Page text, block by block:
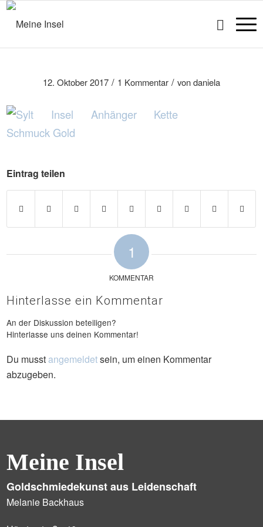
12. Oktober 2017 / 1 Kommentar / vondaniela
Eintrag teilen
1
KOMMENTAR
Hinterlasse ein Kommentar
An der Diskussion beteiligen?
Hinterlasse uns deinen Kommentar!
Du musst angemeldetsein, um einen Kommentar
abzugeben.
Meine Insel
Goldschmiedekunst aus Leidenschaft
Melanie Backhaus